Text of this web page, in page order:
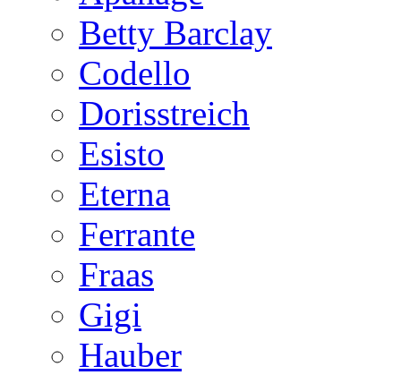
Betty Barclay
Codello
Dorisstreich
Esisto
Eterna
Ferrante
Fraas
Gigi
Hauber